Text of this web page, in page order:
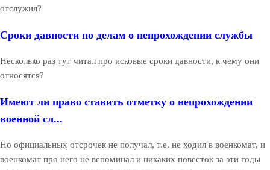
отслужил?
Сроки давности по делам о непрохождении службы
Несколько раз тут читал про исковые сроки давности, к чему они
относятся?
Имеют ли право ставить отметку о непрохождении
военной сл...
Но официальных отсрочек не получал, т.е. не ходил в военкомат, и
военкомат про него не вспоминал и никаких повесток за эти годы